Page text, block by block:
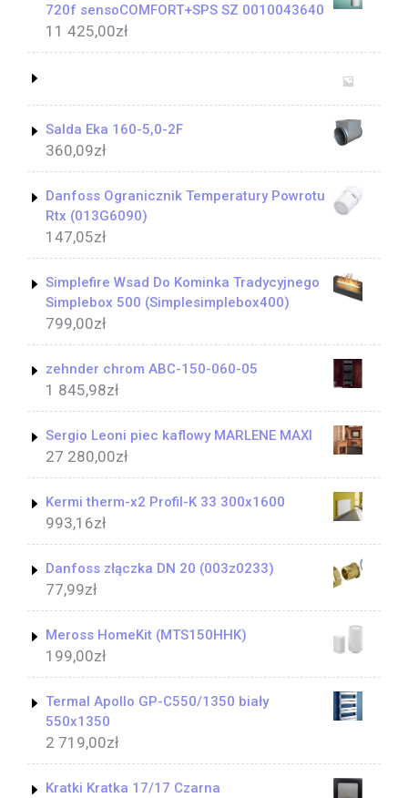
720f sensoCOMFORT+SPS SZ 0010043640
11 425,00zł
Salda Eka 160-5,0-2F
360,09zł
Danfoss Ogranicznik Temperatury Powrotu
Rtx (013G6090)
147,05zł
Simplefire Wsad Do Kominka Tradycyjnego
Simplebox 500 (Simplesimplebox400)
799,00zł
zehnder chrom ABC-150-060-05
1 845,98zł
Sergio Leoni piec kaflowy MARLENE MAXI
27 280,00zł
Kermi therm-x2 Profil-K 33 300x1600
993,16zł
Danfoss złączka DN 20 (003z0233)
77,99zł
Meross HomeKit (MTS150HHK)
199,00zł
Termal Apollo GP-C550/1350 biały
550x1350
2 719,00zł
Kratki Kratka 17/17 Czarna